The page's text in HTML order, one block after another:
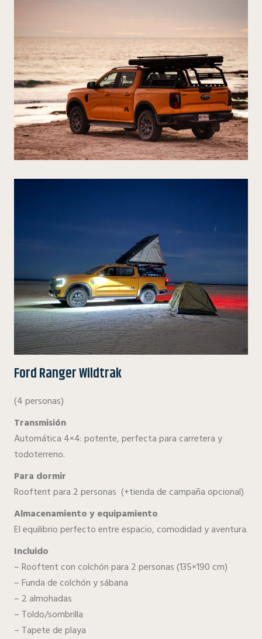
Ford Ranger Wildtrak
(4 personas)
Transmisión
Automática 4×4: potente, perfecta para carretera y
todoterreno.
Para dormir
Rooftent para 2 personas (+tienda de campaña opcional)
Almacenamiento y equipamiento
El equilibrio perfecto entre espacio, comodidad y aventura.
Incluido
– Rooftent con colchón para 2 personas (135×190 cm)
– Funda de colchón y sábana
– 2 almohadas
– Toldo/sombrilla
– Tapete de playa